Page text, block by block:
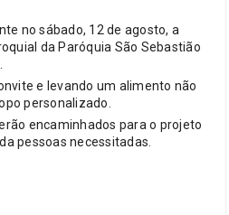
no sábado, 12 de agosto, a
da Paróquia São Sebastião
e levando um alimento não
personalizado.
encaminhados para o projeto
pessoas necessitadas.